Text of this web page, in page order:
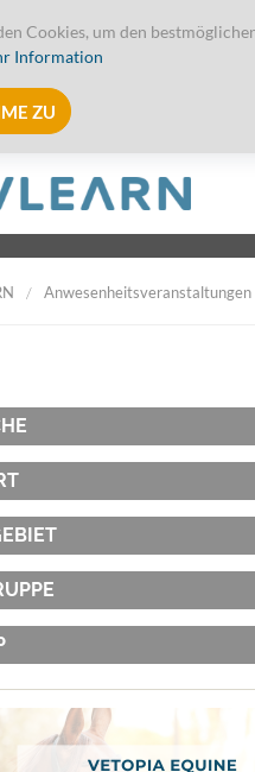
Cookies, um den
Information
ZU
Anwesenheitsveranstaltungen